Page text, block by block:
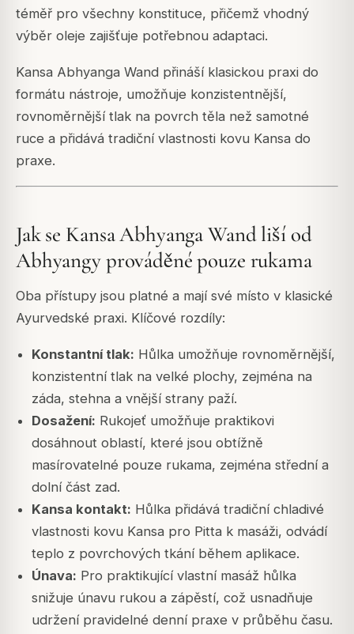
téměř pro všechny konstituce, přičemž vhodný
výběr oleje zajišťuje potřebnou adaptaci.
Kansa Abhyanga Wand přináší klasickou praxi do
formátu nástroje, umožňuje konzistentnější,
rovnoměrnější tlak na povrch těla než samotné
ruce a přidává tradiční vlastnosti kovu Kansa do
praxe.
Jak se Kansa Abhyanga Wand liší od
Abhyangy prováděné pouze rukama
Oba přístupy jsou platné a mají své místo v klasické
Ayurvedské praxi. Klíčové rozdíly:
Konstantní tlak: Hůlka umožňuje rovnoměrnější,
konzistentní tlak na velké plochy, zejména na
záda, stehna a vnější strany paží.
Dosažení: Rukojeť umožňuje praktikovi
dosáhnout oblastí, které jsou obtížně
masírovatelné pouze rukama, zejména střední a
dolní část zad.
Kansa kontakt: Hůlka přidává tradiční chladivé
vlastnosti kovu Kansa pro Pitta k masáži, odvádí
teplo z povrchových tkání během aplikace.
Únava: Pro praktikující vlastní masáž hůlka
snižuje únavu rukou a zápěstí, což usnadňuje
udržení pravidelné denní praxe v průběhu času.